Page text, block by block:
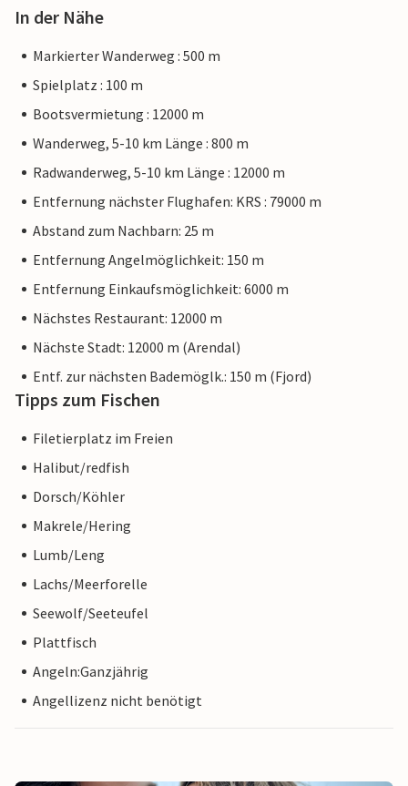
In der Nähe
Markierter Wanderweg : 500 m
Spielplatz : 100 m
Bootsvermietung : 12000 m
Wanderweg, 5-10 km Länge : 800 m
Radwanderweg, 5-10 km Länge : 12000 m
Entfernung nächster Flughafen: KRS : 79000 m
Abstand zum Nachbarn: 25 m
Entfernung Angelmöglichkeit: 150 m
Entfernung Einkaufsmöglichkeit: 6000 m
Nächstes Restaurant: 12000 m
Nächste Stadt: 12000 m (Arendal)
Entf. zur nächsten Bademöglk.: 150 m (Fjord)
Tipps zum Fischen
Filetierplatz im Freien
Halibut/redfish
Dorsch/Köhler
Makrele/Hering
Lumb/Leng
Lachs/Meerforelle
Seewolf/Seeteufel
Plattfisch
Angeln:Ganzjährig
Angellizenz nicht benötigt